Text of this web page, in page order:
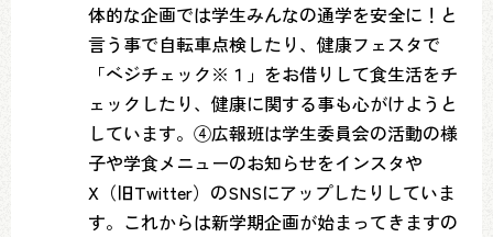
体的な企画では学生みんなの通学を安全に！と
言う事で自転車点検したり、健康フェスタで
「ベジチェック※１」をお借りして食生活をチ
ェックしたり、健康に関する事も心がけようと
しています。④広報班は学生委員会の活動の様
子や学食メニューのお知らせをインスタや
X（旧Twitter）のSNSにアップしたりしていま
す。これからは新学期企画が始まってきますの